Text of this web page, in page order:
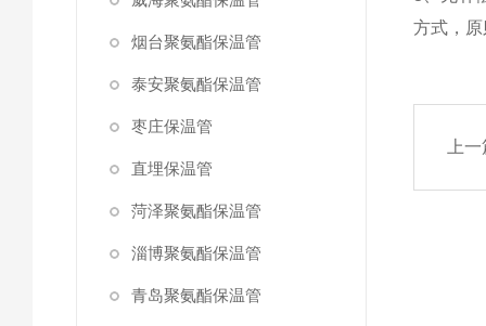
烟台聚氨酯保温管
泰安聚氨酯保温管
枣庄保温管
直埋保温管
菏泽聚氨酯保温管
淄博聚氨酯保温管
青岛聚氨酯保温管
方式，
上